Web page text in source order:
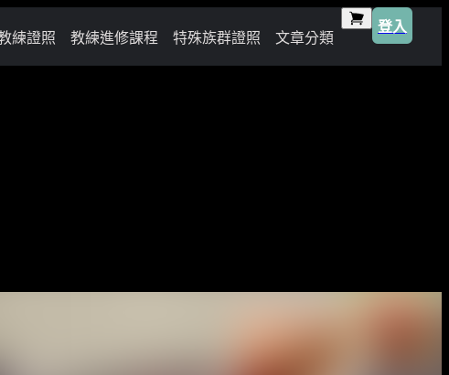
練證照 教練進修課程 特殊族群證照 文章分類
登入